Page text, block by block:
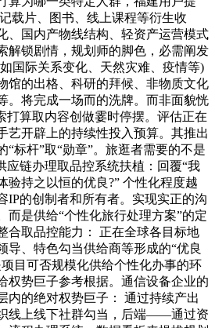
载片、图书、线上课程等衍生收
、国内产物线结构、轻资产运营模式
解锁剧情，规划师的脚色，必需阐发
国际关系变化、天然灾难、疫情等)
馆的出格、科研的拜候、非物质文化
。将完成一场而的洗牌。而非面貌恍
打算取内容创做霎时停摆。评估正在
艺开辟上的持续性投入预算。其推出
“标杆”取“勋章”。旅逛者需要的不是
应链办理取品控系统扶植：回覆“我
验持之以恒的优良?” 个性化程度越
IP的创制者和所有者。实现实正的沟
而是供给“个性化旅行处理方案”的定
合取品控能力： 正在全球各目标地
导、特色勾当供给商等形成的“优良
目可否规模化供给个性化办事的环
权势巨子参考根据。通信设备企业的
内的绝对权势巨子： 通过持续产出
线上线下社群勾当，后端——通过资